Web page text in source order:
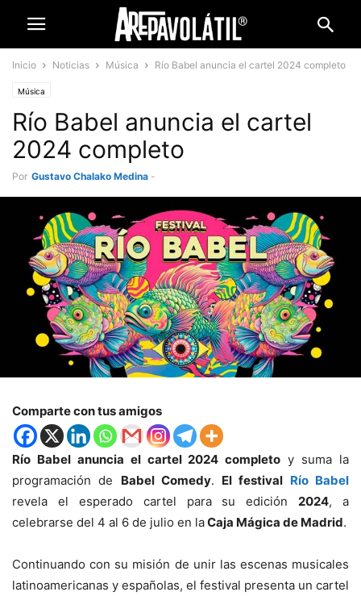
Inicio Noticias Música Río Babel anuncia el cartel 2024 completo
Música
Río Babel anuncia el cartel
2024 completo
Por Gustavo Chalako Medina -
Comparte con tus amigos
Río Babel anuncia el cartel 2024 completo y suma la
programación de Babel Comedy. El festival Río Babel
revela el esperado cartel para su edición2024, a
celebrarse del 4 al 6 de julio en laCaja Mágica de Madrid.
Continuando con su misión de unir las escenas musicales
latinoamericanas y españolas, el festival presenta un cartel